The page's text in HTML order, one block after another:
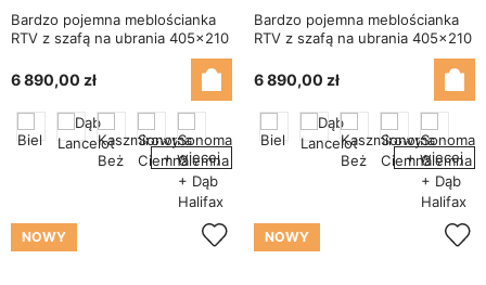
Bardzo pojemna meblościanka
RTV z szafą na ubrania 405×210
cm Sonoma Ciemna – LENA
6 890,00 zł
+ więcej
Bardzo pojemna meblościanka
RTV z szafą na ubrania 405×210
cm Sonoma Ciemna – LENA
6 890,00 zł
+ więcej
NOWY NOWY